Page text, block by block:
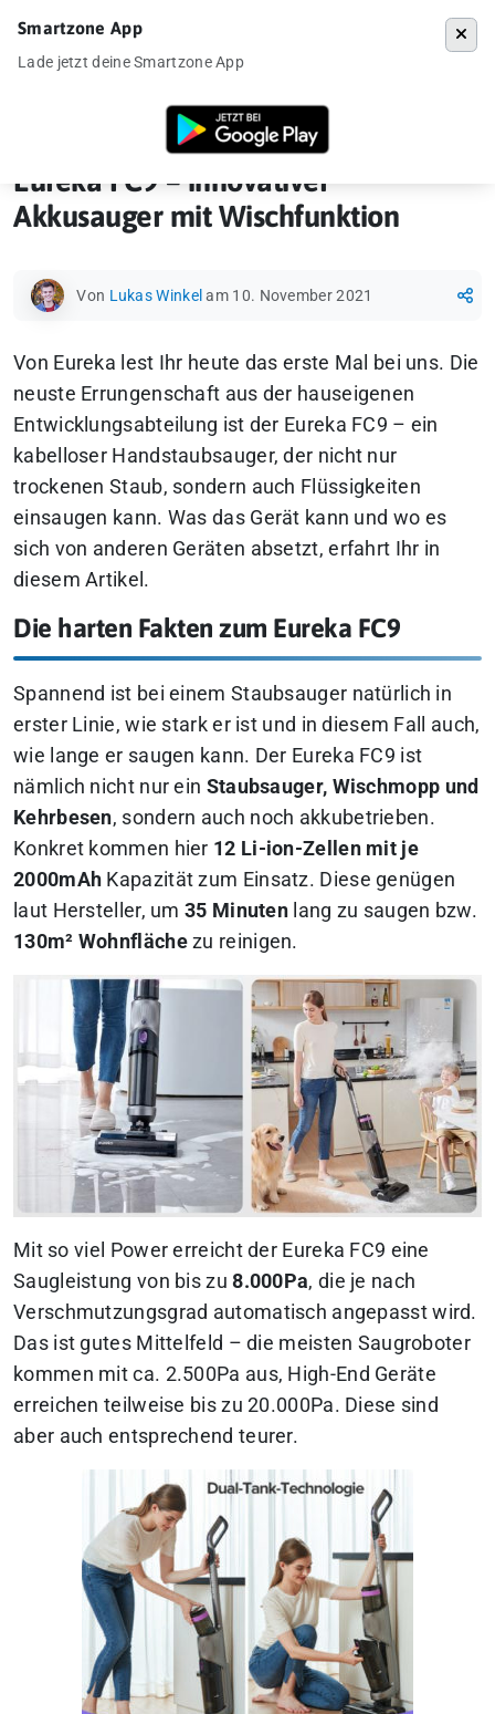
»Eureka FC9 – innovativer Akkusauger mit
Eureka FC9 – innovativer
Akkusauger mit Wischfunktion
Von Lukas Winkel am 10. November 2021
Von Eureka lest Ihr heute das erste Mal bei uns. Die
neuste Errungenschaft aus der hauseigenen
Entwicklungsabteilung ist der Eureka FC9 – ein
kabelloser Handstaubsauger, der nicht nur
trockenen Staub, sondern auch Flüssigkeiten
einsaugen kann. Was das Gerät kann und wo es
sich von anderen Geräten absetzt, erfahrt Ihr in
diesem Artikel.
Die harten Fakten zum Eureka FC9
Spannend ist bei einem Staubsauger natürlich in
erster Linie, wie stark er ist und in diesem Fall auch,
wie lange er saugen kann. Der Eureka FC9 ist
nämlich nicht nur ein Staubsauger, Wischmopp und
Kehrbesen, sondern auch noch akkubetrieben.
Konkret kommen hier 12 Li-ion-Zellen mit je
2000mAh Kapazität zum Einsatz. Diese genügen
laut Hersteller, um35 Minuten lang zu saugen bzw.
130m² Wohnflächezu reinigen.
Mit so viel Power erreicht der Eureka FC9 eine
Saugleistung von bis zu8.000Pa, die je nach
Verschmutzungsgrad automatisch angepasst wird.
Das ist gutes Mittelfeld – die meisten Saugroboter
kommen mit ca. 2.500Pa aus, High-End Geräte
erreichen teilweise bis zu 20.000Pa. Diese sind
aber auch entsprechend teurer.
Smartzone App
Lade jetzt deine Smartzone App